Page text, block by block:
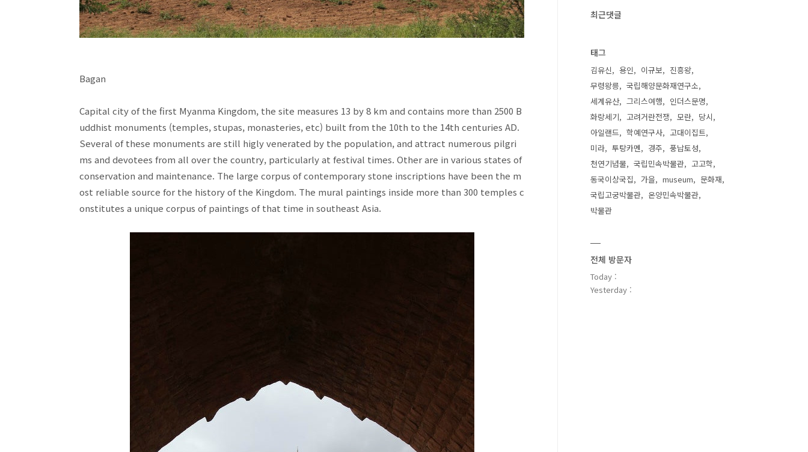
Bagan
Capital city of the first Myanma Kingdom, the site measures 13 by 8 km and contains more than 2500 B
uddhist monuments (temples, stupas, monasteries, etc) built from the 10th to the 14th centuries AD.
Several of these monuments are still higly venerated by the population, and attract numerous pilgri
ms and devotees from all over the country, particularly at festival times. Other are in various states of
conservation and maintenance. The large corpus of contemporary stone inscriptions have been the m
ost reliable source for the history of the Kingdom. The mural paintings inside more than 300 temples c
onstitutes a unique corpus of paintings of that time in southeast Asia.
최근댓글
태그
김유신 용인 이규보
진흥왕
무령왕릉
국립해양문화재연구소
세계유산
그리스여행
인더스문명
화랑세기
고려거란전쟁 모란
당시
아일랜드
학예연구사
고대이집트
미라
투탕카멘 경주
풍납토성
천연기념물
국립민속박물관
고고학
동국이상국집
가을 museum
문화재
국립고궁박물관
온양민속박물관
박물관
전체 방문자
Today :
Yesterday :